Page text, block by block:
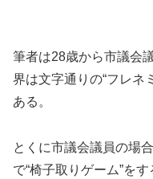
筆者は28歳から市議会
界は文字通りの“フレネ
ある。
とくに市議会議員の場
で“椅子取りゲーム”を